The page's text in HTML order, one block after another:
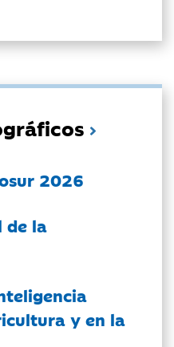
2026
de la
y en la